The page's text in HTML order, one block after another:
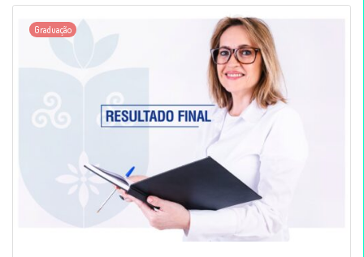
Graduação